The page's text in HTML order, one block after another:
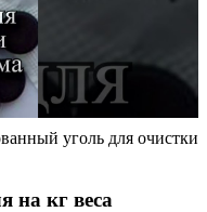
уголь для очистки
на кг веса